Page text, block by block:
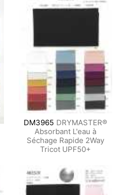
DM3965 DRYMASTER®
Absorbant L'eau à
Séchage Rapide 2Way
Tricot UPF50+